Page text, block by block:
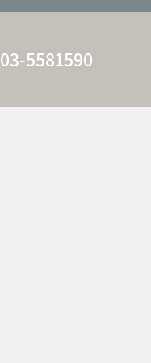
03-5581590